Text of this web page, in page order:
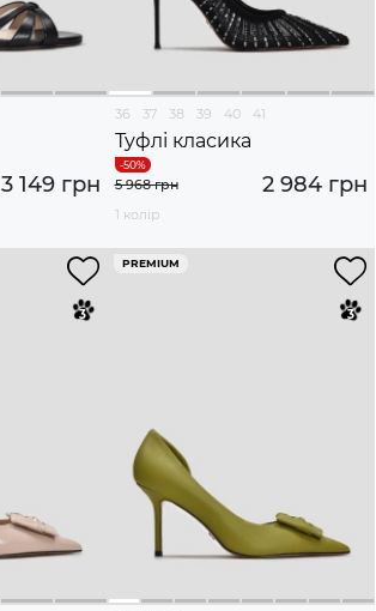
3 149 грн
36 37 38 39 40 41
Туфлі класика
2 984 грн
5 968 грн
1 колір
PREMIUM